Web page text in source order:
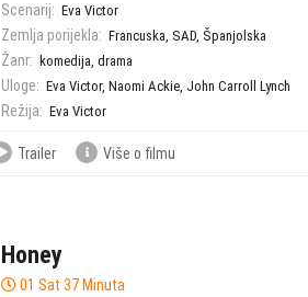
Scenarij: Eva Victor
Zemlja porijekla: Francuska, SAD, Španjolska
Žanr: komedija, drama
Uloge: Eva Victor, Naomi Ackie, John Carroll Lynch
Režija: Eva Victor
Trailer Više o filmu
Honey
01 Sat 37 Minuta